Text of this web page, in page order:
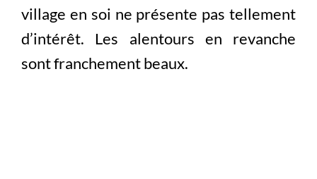
village en soi ne présente pas tellement
d’intérêt. Les alentours en revanche
sont franchement beaux.